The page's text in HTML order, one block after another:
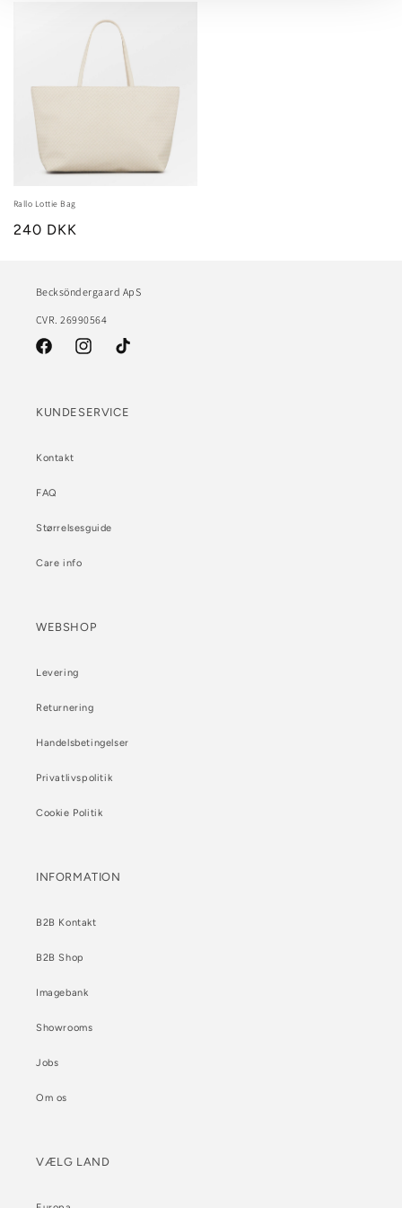
Rallo Lottie Bag
240 DKK
Becksöndergaard ApS
CVR. 26990564
FacebookInstagramTikTok
KUNDESERVICE
Kontakt
FAQ
Størrelsesguide
Care info
WEBSHOP
Levering
Returnering
Handelsbetingelser
Privatlivspolitik
Cookie Politik
INFORMATION
B2B Kontakt
B2B Shop
Imagebank
Showrooms
Jobs
Om os
VÆLG LAND